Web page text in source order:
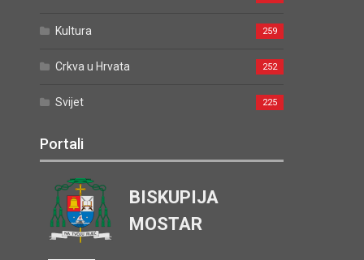
Kultura 259
Crkva u Hrvata 252
Svijet 225
Portali
BISKUPIJA
MOSTAR